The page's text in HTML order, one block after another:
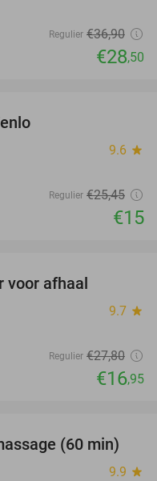
Regulier €36,90
€28,50
9.6 star
Regulier €25,45
€15
voor afhaal
9.7 star
Regulier €27,80
€16,95
20%
(60 min)
9.9 star